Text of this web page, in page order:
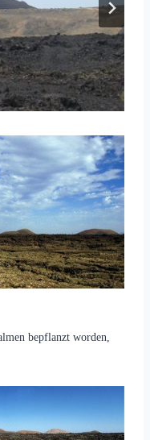
bepflanzt worden,